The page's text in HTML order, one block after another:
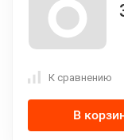
К сравнению
В